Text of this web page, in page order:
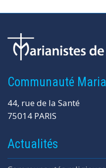
Communauté
44, rue de la Santé
75014 PARIS
Actualités